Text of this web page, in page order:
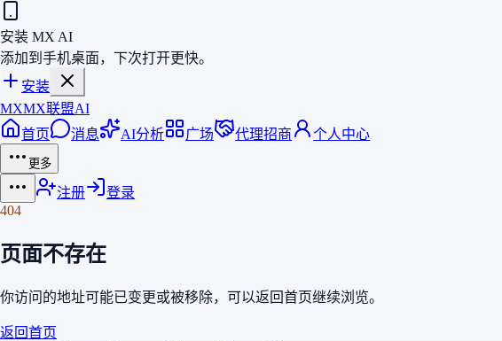
安装 MX AI
添加到手机桌面，下次打开更快。
安装
MXMX联盟AI
首页
消息 AI分析 广场 代理招商 个人中心
更多
注册
登录
404
页面不存在
你访问的地址可能已变更或被移除，可以返回首页继续浏览。
返回首页